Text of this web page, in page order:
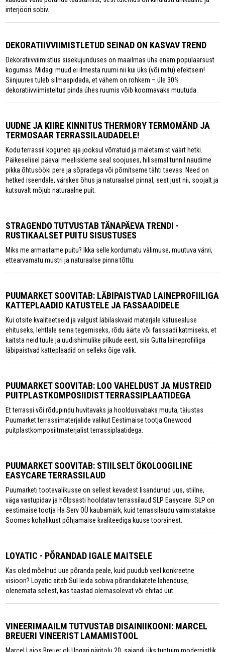
interjööri sobiv.
DEKORATIIVVIIMISTLETUD SEINAD ON KASVAV TREND
Dekoratiivviimistlus sisekujunduses on maailmas üha enam populaarsust
kogumas. Midagi muud ei ilmesta ruumi nii kui üks (või mitu) efektsein!
Siinjuures tuleb silmaspidada, et vähem on rohkem – üle 30%
dekoratiivviimisteltud pinda ühes ruumis võib koormavaks muutuda.
UUDNE JA KIIRE KINNITUS THERMORY TERMOMÄND JA
TERMOSAAR TERRASSILAUDADELE!
Kodu terrassil koguneb aja jooksul võrratuid ja mäletamist väärt hetki.
Päikeselisel päeval meeliskleme seal soojuses, hilisemal tunnil naudime
pikka õhtusööki pere ja sõpradega või põrnitseme tähti taevas. Need on
hetked iseendale, värskes õhus ja naturaalsel pinnal, sest just nii, soojalt ja
kutsuvalt mõjub naturaalne puit.
STRAGENDO TUTVUSTAB TÄNAPÄEVA TRENDI -
RUSTIKAALSET PUITU SISUSTUSES
Miks me armastame puitu? Ikka selle kordumatu välimuse, muutuva värvi,
ettearvamatu mustri ja naturaalse pinna tõttu.
PUUMARKET SOOVITAB: LÄBIPAISTVAD LAINEPROFIILIGA
KATTEPLAADID KATUSTELE JA FASSAADIDELE
Kui otsite kvaliteetseid ja valgust läbilaskvaid materjale katusealuse
ehituseks, lehtlale seina tegemiseks, rõdu äärte või fassaadi katmiseks, et
kaitsta neid tuule ja uudishimulike pilkude eest, siis Gutta laineprofiiliga
läbipaistvad katteplaadid on selleks õige valik.
PUUMARKET SOOVITAB: LOO VAHELDUST JA MUSTREID
PUITPLASTKOMPOSIIDIST TERRASSIPLAATIDEGA
Et terrassi või rõdupindu huvitavaks ja hooldusvabaks muuta, täiustas
Puumarket terrassimaterjalide valikut Eestimaise tootja Onewood
puitplastkomposiitmaterjalist terrassiplaatidega.
PUUMARKET SOOVITAB: STIILSELT ÖKOLOOGILINE
EASYCARE TERRASSILAUD
Puumarketi tootevalikusse on sellest kevadest lisandunud uus, stiilne,
väga vastupidav ja hõlpsasti hooldatav terrassilaud SLP Easycare. SLP on
eestimaise tootja Ha Serv OÜ kaubamärk, kuid terrassilaudu valmistatakse
Soomes kohalikust põhjamaise kvaliteediga kuuse toorainest.
LOYATIC - PÕRANDAD IGALE MAITSELE
Kas oled mõelnud uue põranda peale, kuid puudub veel konkreetne
visioon? Loyatic aitab Sul leida sobiva põrandakatete lahenduse,
olenemata sellest, kas taastad olemasolevat või ehitad uut.
VINEERIMAAILM TUTVUSTAB DISAINIIKOONI: MARCEL
BREUERI VINEERIST LAMAMISTOOL